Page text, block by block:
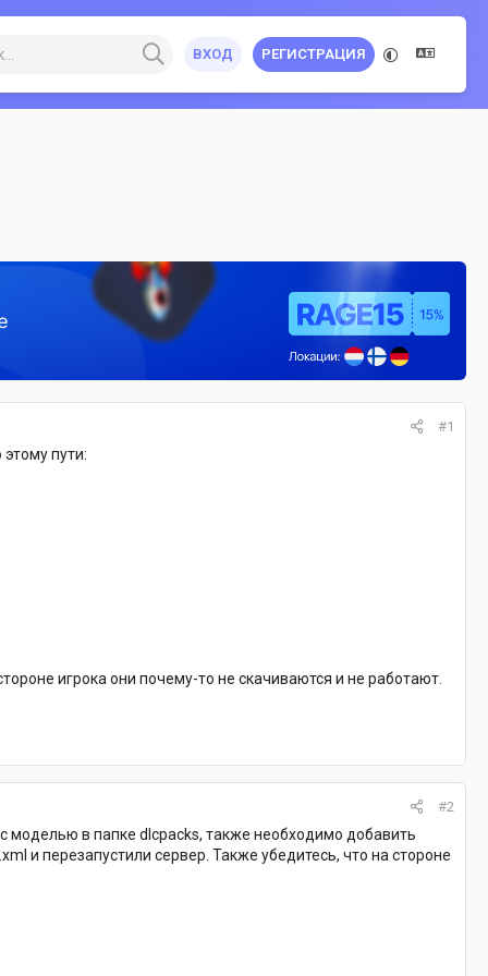
ВХОД РЕГИСТРАЦИЯ
#1
пути:
игрока они почему-то не скачиваются и не работают.
#2
моделью в папке dlcpacks, также необходимо добавить
и перезапустили сервер. Также убедитесь, что на стороне